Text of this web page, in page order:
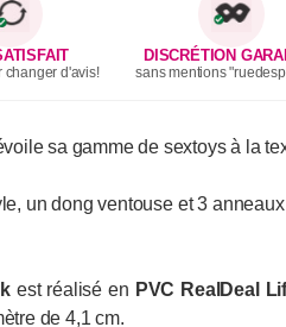
changer d'avis!
DISCRÉTION
sans mentions
sa gamme de sextoys à la
un dong ventouse et 3
est réalisé en PVC RealDeal
de 4,1 cm.